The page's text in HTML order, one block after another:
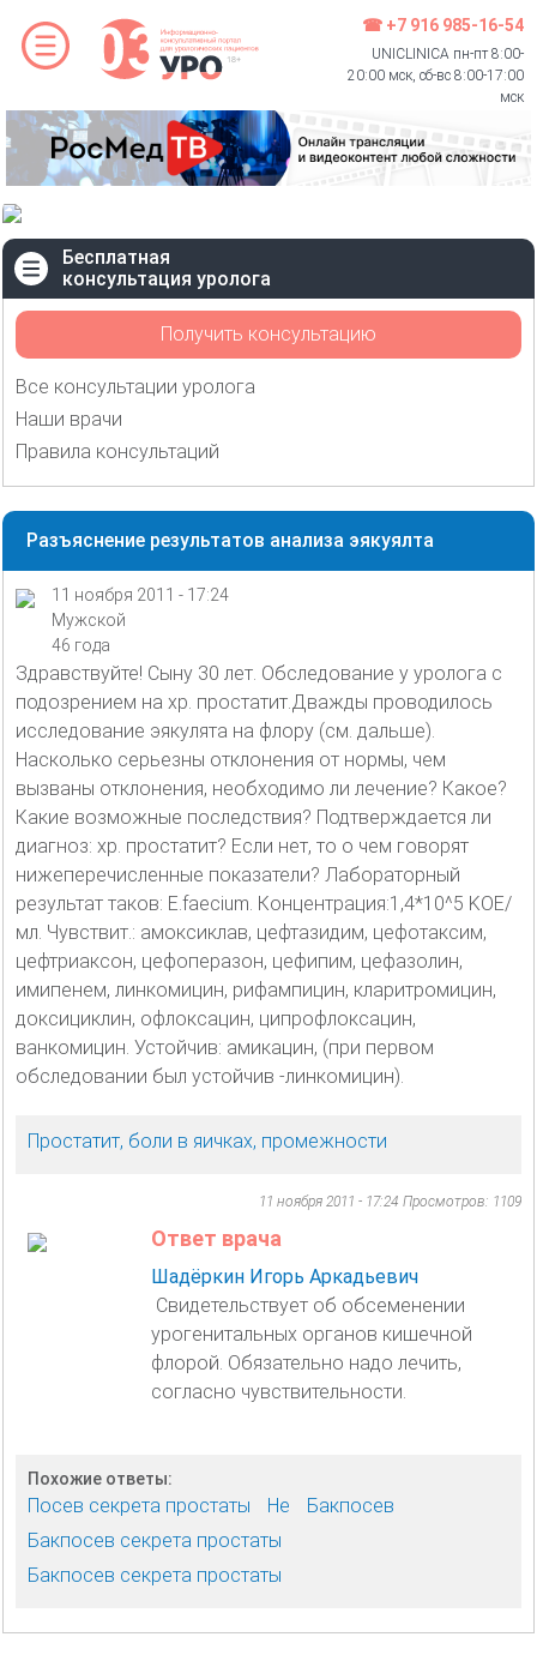
☎ +7 916 985-16-54
UNICLINICA пн-пт 8:00-
20:00 мск, сб-вс 8:00-17:00
мск
Бесплатная
консультация уролога
Получить консультацию
Все консультации уролога
Наши врачи
Правила консультаций
Разъяснение результатов анализа эякуялта
11 ноября 2011 - 17:24
Мужской
46 года
Здравствуйте! Сыну 30 лет. Обследование у уролога с
подозрением на хр. простатит.Дважды проводилось
исследование эякулята на флору (см. дальше).
Насколько серьезны отклонения от нормы, чем
вызваны отклонения, необходимо ли лечение? Какое?
Какие возможные последствия? Подтверждается ли
диагноз: хр. простатит? Если нет, то о чем говорят
нижеперечисленные показатели? Лабораторный
результат таков: E.faecium. Концентрация:1,4*10^5 KOE/
мл. Чувствит.: амоксиклав, цефтазидим, цефотаксим,
цефтриаксон, цефоперазон, цефипим, цефазолин,
имипенем, линкомицин, рифампицин, кларитромицин,
доксициклин, офлоксацин, ципрофлоксацин,
ванкомицин. Устойчив: амикацин, (при первом
обследовании был устойчив -линкомицин).
Простатит, боли в яичках, промежности
11 ноября 2011 - 17:24 Просмотров: 1109
Ответ врача
Шадёркин Игорь Аркадьевич
Свидетельствует об обсеменении
урогенитальных органов кишечной
флорой. Обязательно надо лечить,
согласно чувствительности.
Похожие ответы:
Посев секрета простаты Не
Бакпосев
Бакпосев секрета простаты
Бакпосев секрета простаты